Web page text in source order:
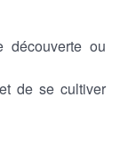
découverte ou
de se cultiver